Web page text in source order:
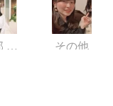
採用部 採用課 その他